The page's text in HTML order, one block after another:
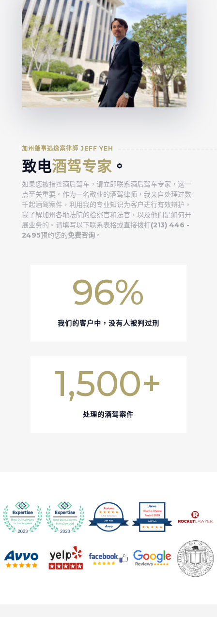
加州肇事逃逸案律師 JEFF YEH
致电酒驾专家。
如果您被指控酒后驾车，请立即联系酒后驾车专家，这一
点至关重要。作为一名敬业的酒驾律师，我亲自处理过数
千起酒驾案件，利用我的专业知识为客户进行有效辩护。
我了解加州各地法院的检察官和法官，以及他们是如何开
展业务的。请填写以下联系表格或直接拨打(213) 446 -
2495预约您的免费咨询。
96%
我们的客户中，没有人被判过刑
1,500+
处理的酒驾案件